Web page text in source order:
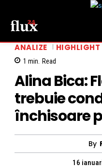
ANALIZE HIGHLIGHT
1 min. Read
Alina Bica:
trebuie
închisoare
By
16